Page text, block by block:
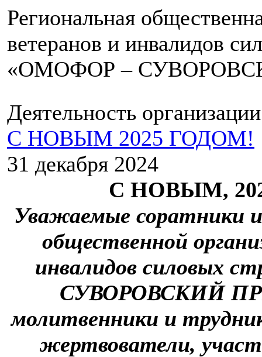
Региональная
ветеранов и инвалидов
«ОМОФОР –
Деятельность организации
С НОВЫМ 2025 ГОДОМ!
31 декабря 2024
С НОВЫМ,
Уважаемые соратники и
общественной
инвалидов силовых
СУВОРОВСКИЙ
молитвенники и
жертвователи,